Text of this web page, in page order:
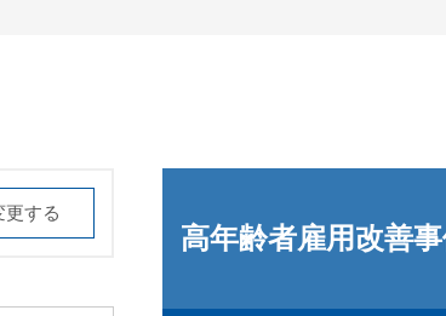
更する
高年齢者雇用改善